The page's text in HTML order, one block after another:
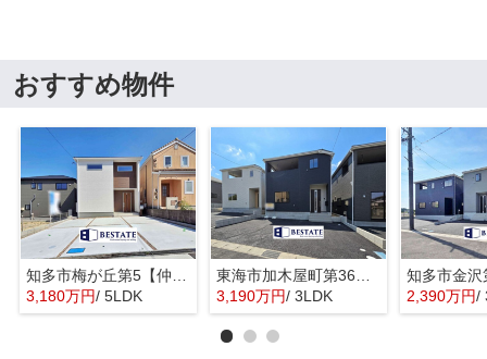
おすすめ物件
3,180万円/ 5LDK
3,190万円/ 3LDK 2,390万円/